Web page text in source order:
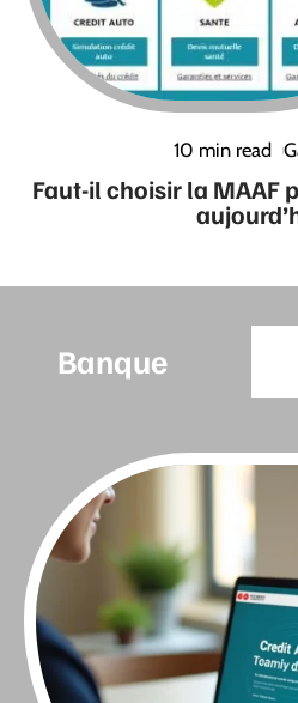
10 min read
Faut-il choisir la MAAF
Banque